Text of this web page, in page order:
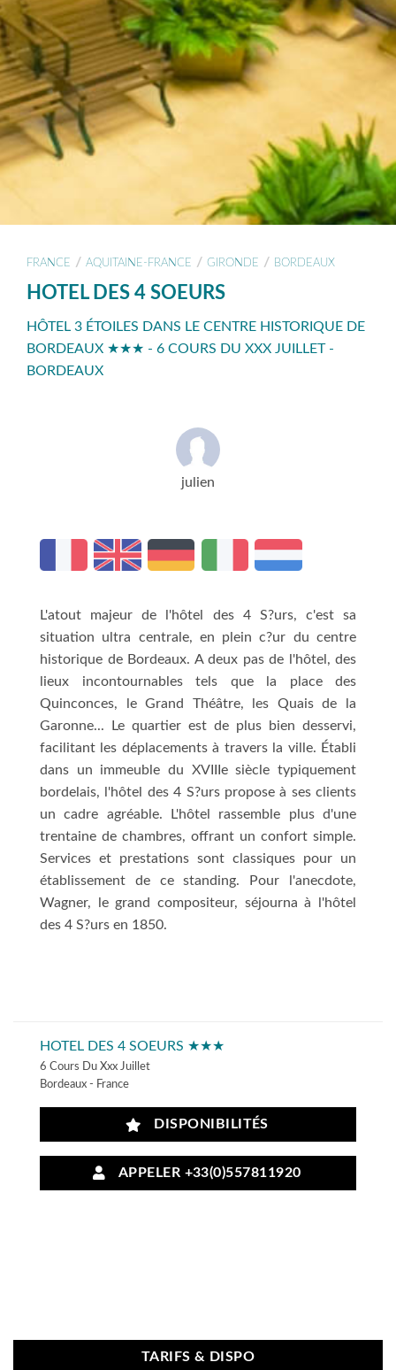
FRANCE / AQUITAINE-FRANCE / GIRONDE / BORDEAUX
HOTEL DES 4 SOEURS
HÔTEL 3 ÉTOILES DANS LE CENTRE HISTORIQUE DE
BORDEAUX ★★★ - 6 COURS DU XXX JUILLET -
BORDEAUX
julien
L'atout majeur de l'hôtel des 4 S?urs, c'est sa
situation ultra centrale, en plein c?ur du centre
historique de Bordeaux. A deux pas de l'hôtel, des
lieux incontournables tels que la place des
Quinconces, le Grand Théâtre, les Quais de la
Garonne... Le quartier est de plus bien desservi,
facilitant les déplacements à travers la ville. Établi
dans un immeuble du XVIIIe siècle typiquement
bordelais, l'hôtel des 4 S?urs propose à ses clients
un cadre agréable. L'hôtel rassemble plus d'une
trentaine de chambres, offrant un confort simple.
Services et prestations sont classiques pour un
établissement de ce standing. Pour l'anecdote,
Wagner, le grand compositeur, séjourna à l'hôtel
des 4 S?urs en 1850.
HOTEL DES 4 SOEURS ★★★
6 Cours Du Xxx Juillet
Bordeaux - France
DISPONIBILITÉS
APPELER +33(0)557811920
TARIFS & DISPO